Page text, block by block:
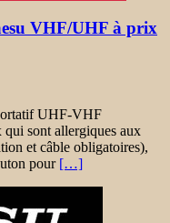
VHF/UHF à prix
UHF-VHF
sont allergiques aux
et câble obligatoires),
pour […]